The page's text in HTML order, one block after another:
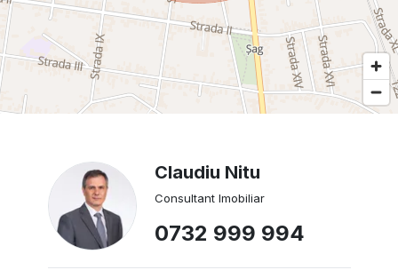
Claudiu Nitu
Consultant Imobiliar
0732 999 994